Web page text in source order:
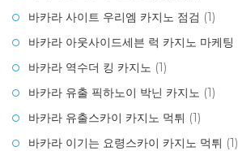
바카라 사이트 우리엠 카지노 점검 (1)
바카라 아웃사이드세븐 럭 카지노 마케팅
바카라 역수더 킹 카지노 (1)
바카라 유출 픽하노이 박닌 카지노 (1)
바카라 유출스카이 카지노 먹튀 (1)
바카라 이기는 요령스카이 카지노 먹튀 (1)